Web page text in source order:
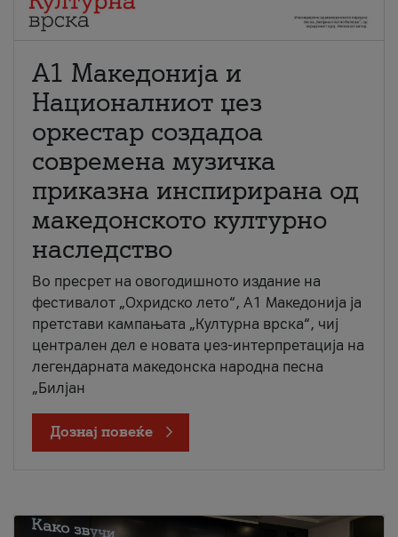
А1 Македонија и
Националниот џез
оркестар создадоа
современа музичка
приказна инспирирана од
македонското културно
наследство
Во пресрет на овогодишното издание на
фестивалот „Охридско лето“, А1 Македонија ја
претстави кампањата „Културна врска“, чиј
централен дел е новата џез-интерпретација на
легендарната македонска народна песна
„Билјан
Дознај повеќе